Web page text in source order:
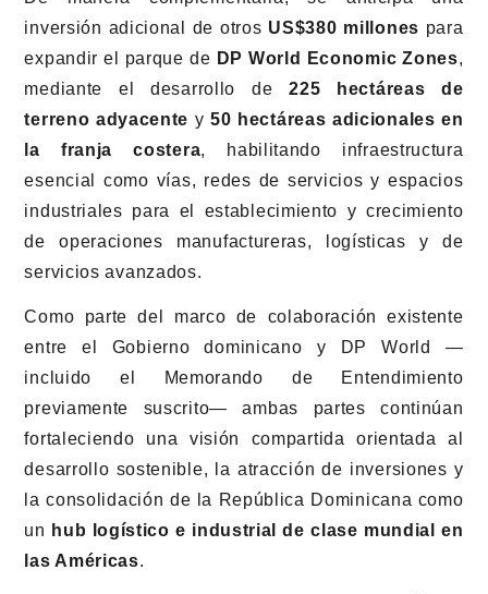
inversión adicional de otros US$380 millones para
expandir el parque de DP World Economic Zones,
mediante el desarrollo de225 hectáreas de
terreno adyacente y50 hectáreas adicionales en
la franja costera, habilitando infraestructura
esencial como vías, redes de servicios y espacios
industriales para el establecimiento y crecimiento
de operaciones manufactureras, logísticas y de
servicios avanzados.
Como parte del marco de colaboración existente
entre el Gobierno dominicano y DP World —
incluido el Memorando de Entendimiento
previamente suscrito— ambas partes continúan
fortaleciendo una visión compartida orientada al
desarrollo sostenible, la atracción de inversiones y
la consolidación de la República Dominicana como
un hub logístico e industrial de clase mundial en
las Américas.